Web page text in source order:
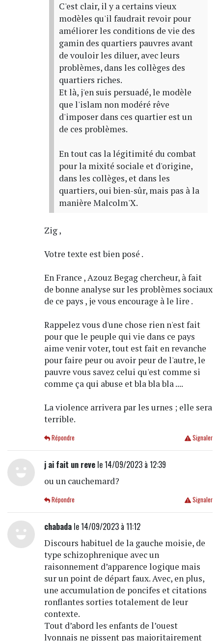
C'est clair, il y a certains vieux
modèles qu'il faudrait revoir pour
améliorer les conditions de vie des
gamin des quartiers pauvres avant
de vouloir les diluer, avec leurs
problèmes, dans les collèges des
quartiers riches.
Et là, j'en suis persuadé, le modèle
que l'islam non modéré rêve
d'imposer dans ces quartier est un
de ces problèmes.
En tout cas la légitimité du combat
pour la mixité sociale et d'origine,
dans les collèges, et dans les
quartiers, oui bien-sûr, mais pas à la
manière Malcolm'X.
Zig ,
Votre texte est bien posé .
En France , Azouz Begag chercheur, à fait
de bonne analyse sur les problèmes sociaux
de ce pays , je vous encourage à le lire .
Rappelez vous d'une chose rien n'est fait
pour que le peuple qui vie dans ce pays
aime venir voter, tout est fait en revanche
pour faire peur ou avoir peur de l'autre, le
pauvre vous savez celui qu'est comme si
comme ça qui abuse et bla bla bla ....
La violence arrivera par les urnes ; elle sera
terrible.
Signaler
Répondre
j ai fait un revele 14/09/2023 à 12:39
ou un cauchemard?
Signaler
Répondre
chabadale 14/09/2023 à 11:12
Discours habituel de la gauche moisie, de
type schizophrenique avec un
raisonnement d’apparence logique mais
sur un point de départ faux. Avec, en plus,
une accumulation de poncifes et citations
ronflantes sorties totalement de leur
contexte.
Tout d’abord les enfants de l’ouest
lyonnais ne pissent pas majoritairement